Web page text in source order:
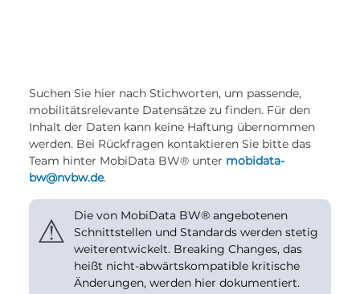
Suchen Sie hier nach Stichworten, um passende,
mobilitätsrelevante Datensätze zu finden. Für den
Inhalt der Daten kann keine Haftung übernommen
werden. Bei Rückfragen kontaktieren Sie bitte das
Team hinter MobiData BW® unter mobidata-
bw@nvbw.de.
⚠
Die von MobiData BW® angebotenen
Schnittstellen und Standards werden stetig
weiterentwickelt. Breaking Changes, das
heißt nicht-abwärtskompatible kritische
Änderungen, werden hier dokumentiert.